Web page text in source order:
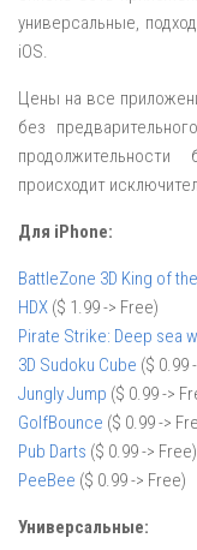
универсальные,
iOS.
Цены на все
без
происходит
Для iPhone:
BattleZone 3D King of
HDX ($ 1.99 -> Free)
Pirate Strike: Deep sea
3D Sudoku Cube ($ 0.99
Jungly Jump ($ 0.99 ->
GolfBounce ($ 0.99 ->
Pub Darts ($ 0.99 -> Free)
PeeBee ($ 0.99 -> Free)
Универсальные: